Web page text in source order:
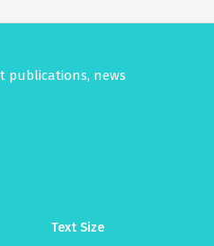
publications, news
Text Size